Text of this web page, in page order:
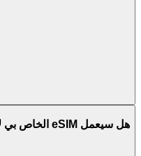
هل سيعمل eSIM الخاص بي لأرمينيا إذا واصلت إلى تبليسي؟